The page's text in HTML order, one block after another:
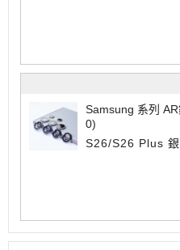
Samsung 系列
0)
S26/S26 Plus 銀